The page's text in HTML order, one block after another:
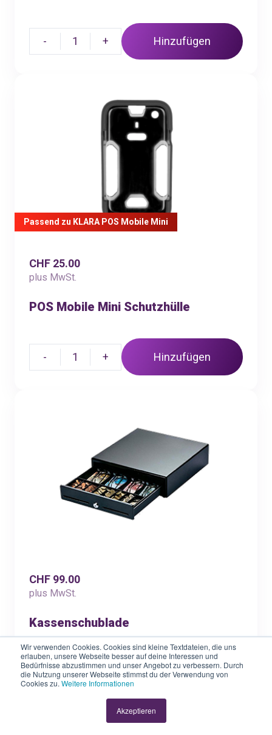
Wir verwenden Cookies. Cookies sind kleine Textdateien, die uns
erlauben, unsere Webseite besser auf deine Interessen und
Bedürfnisse abzustimmen und unser Angebot zu verbessern. Durch
die Nutzung unserer Webseite stimmst du der Verwendung von
Cookies zu. Weitere Informationen
Akzeptieren
- 1 + Hinzufügen
Passend zu KLARA POS Mobile Mini
CHF 25.00
plus MwSt.
POS Mobile Mini Schutzhülle
- 1 + Hinzufügen
CHF 99.00
plus MwSt.
Kassenschublade
Hole dir jetzt die KLARA Kassenschublade;
die perfekte Ergänzung zu deinem
Kassensystem. Die Schublade kann direkt
unter der Kasse oder als Alternative auch
unter der Theke platziert werden und hat